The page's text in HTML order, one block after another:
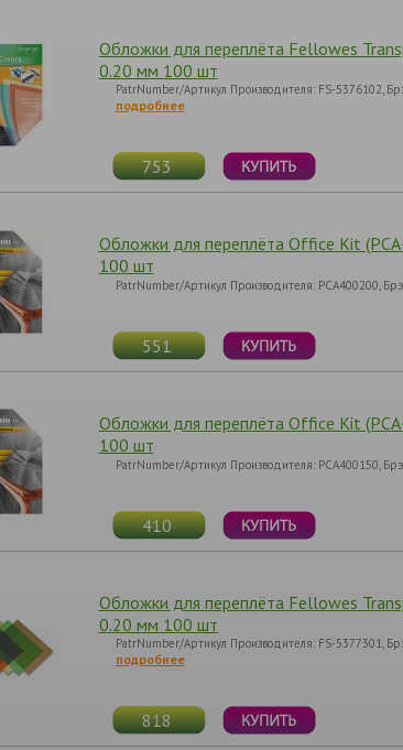
Обложки для переплёта Fellowes
0.20 мм 100 шт
PatrNumber/Артикул Производителя: FS-5376102,
подробнее
753
Обложки для переплёта Office Kit
100 шт
PatrNumber/Артикул Производителя: PCA400200,
551
Обложки для переплёта Office Kit
100 шт
PatrNumber/Артикул Производителя: PCA400150,
410
Обложки для переплёта Fellowes
0.20 мм 100 шт
PatrNumber/Артикул Производителя: FS-5377301,
подробнее
818